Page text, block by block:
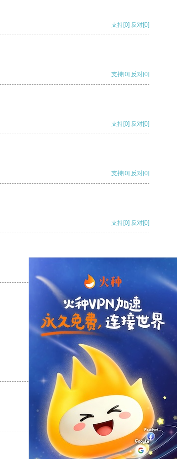
支持[0] 反对[0]
支持[0] 反对[0]
支持[0] 反对[0]
支持[0] 反对[0]
支持[0] 反对[0]
支持 [0] 反对[0]
支持[0] 反对
支持[0] 反对[0]